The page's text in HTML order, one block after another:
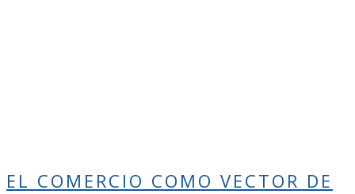
EL COMERCIO COMO VECTOR DE